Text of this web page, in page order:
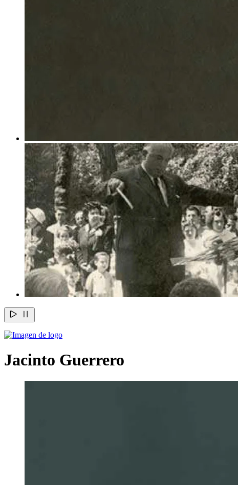
Jacinto Guerrero